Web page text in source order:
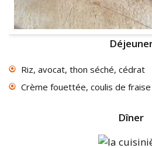
Riz, avocat, thon séché, cédrat
Crème fouettée, coulis de fraise
Dîner